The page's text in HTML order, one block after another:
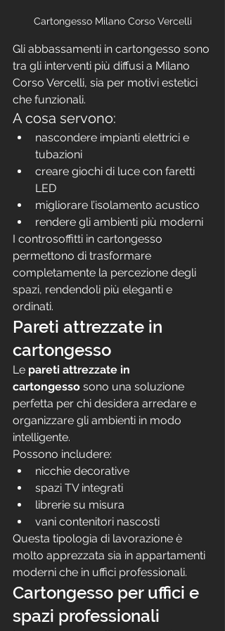
Cartongesso Milano Corso Vercelli
Gli abbassamenti in cartongesso sono
tra gli interventi più diffusi a Milano
Corso Vercelli, sia per motivi estetici
che funzionali.
A cosa servono:
nascondere impianti elettrici e
tubazioni
creare giochi di luce con faretti
LED
migliorare l’isolamento acustico
rendere gli ambienti più moderni
I controsoffitti in cartongesso
permettono di trasformare
completamente la percezione degli
spazi, rendendoli più eleganti e
ordinati.
Pareti attrezzate in
cartongesso
Le pareti attrezzate in
cartongesso sono una soluzione
perfetta per chi desidera arredare e
organizzare gli ambienti in modo
intelligente.
Possono includere:
nicchie decorative
spazi TV integrati
librerie su misura
vani contenitori nascosti
Questa tipologia di lavorazione è
molto apprezzata sia in appartamenti
moderni che in uffici professionali.
Cartongesso per uffici e
spazi professionali